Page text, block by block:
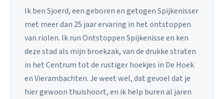
Ik ben Sjoerd, een geboren en getogen Spijkenisser
met meer dan 25 jaar ervaring in het ontstoppen
van riolen. Ik run Ontstoppen Spijkenisse en ken
deze stad als mijn broekzak, van de drukke straten
in het Centrum tot de rustiger hoekjes in De Hoek
en Vierambachten. Je weet wel, dat gevoel dat je
hier gewoon thuishoort, en ik help buren al jaren